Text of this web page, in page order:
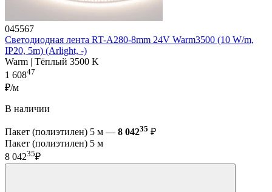
045567
Светодиодная лента RT-A280-8mm 24V Warm3500 (10 W/m,
IP20, 5m) (Arlight, -)
Warm | Тёплый 3500 K
1 60847
₽/м
В наличии
Пакет (полиэтилен) 5 м — 8 04235 ₽
Пакет (полиэтилен) 5 м
8 04235₽